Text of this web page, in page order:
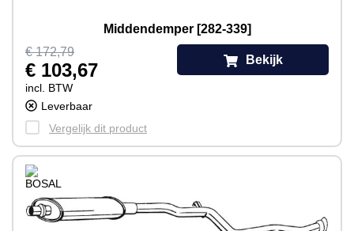
Middendemper [282-339]
€ 172,79
€ 103,67
incl. BTW
Bekijk
Leverbaar
Vergelijk dit product